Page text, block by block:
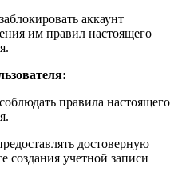
аккаунт
им правил настоящего
правила настоящего
достоверную
создания учетной записи